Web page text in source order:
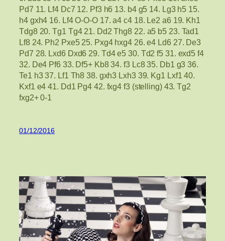
Pd7 11. Lf4 Dc7 12. Pf3 h6 13. b4 g5 14. Lg3 h5 15.
h4 gxh4 16. Lf4 O-O-O 17. a4 c4 18. Le2 a6 19. Kh1
Tdg8 20. Tg1 Tg4 21. Dd2 Thg8 22. a5 b5 23. Tad1
Lf8 24. Ph2 Pxe5 25. Pxg4 hxg4 26. e4 Ld6 27. De3
Pd7 28. Lxd6 Dxd6 29. Td4 e5 30. Td2 f5 31. exd5 f4
32. De4 Pf6 33. Df5+ Kb8 34. f3 Lc8 35. Db1 g3 36.
Te1 h3 37. Lf1 Th8 38. gxh3 Lxh3 39. Kg1 Lxf1 40.
Kxf1 e4 41. Dd1 Pg4 42. fxg4 f3 (stelling) 43. Tg2
fxg2+ 0-1
01/12/2016